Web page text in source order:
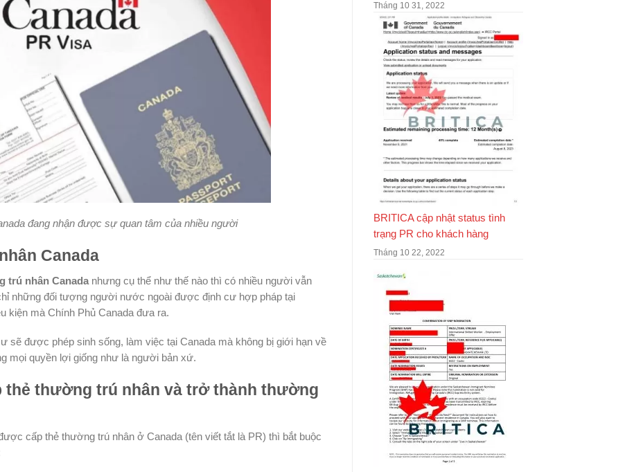
đang nhận được sự quan tâm của nhiều người
Canada
trú nhân Canada nhưng cụ thể như thế nào thì có nhiều người vẫn
những đối tượng người nước ngoài được định cư hợp pháp tại
kiện mà Chính Phủ Canada đưa ra.
sẽ được phép sinh sống, làm việc tại Canada mà không bị giới hạn về
mọi quyền lợi giống như là người bản xứ.
thẻ thường trú nhân và trở thành thường
cấp thẻ thường trú nhân ở Canada (tên viết tắt là PR) thì bắt buộc
Tháng 10 31, 2022
BRITICA cập nhật status tình
trạng PR cho khách hàng
Tháng 10 22, 2022